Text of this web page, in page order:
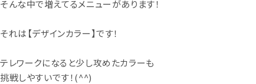
そんな中で増えてるメニューがあります！
それは【デザインカラー】です！
テレワークになると少し攻めたカラーも
挑戦しやすいです！(^^)